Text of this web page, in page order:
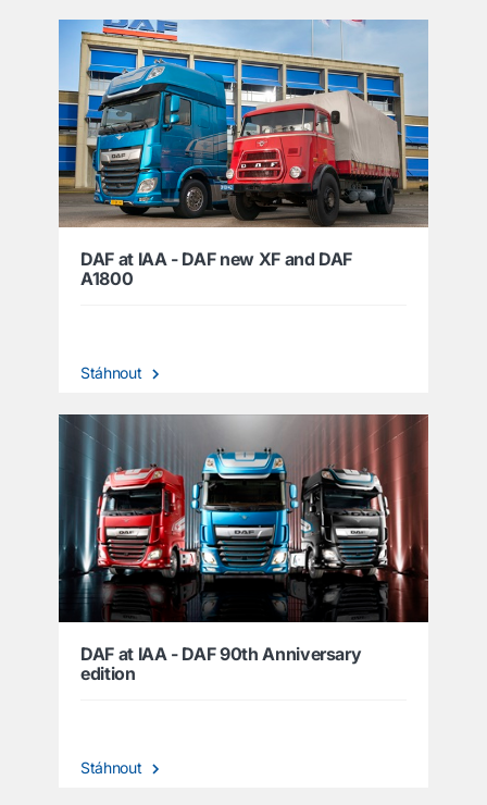
DAF at IAA - DAF new XF and DAF
A1800
Stáhnout
DAF at IAA - DAF 90th Anniversary
edition
Stáhnout